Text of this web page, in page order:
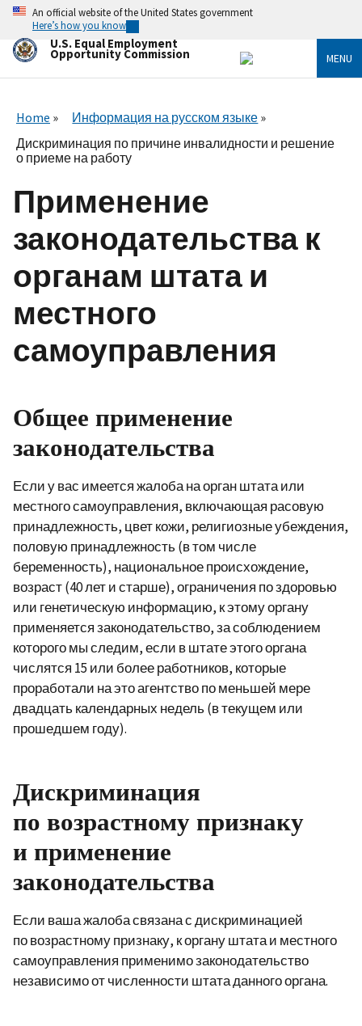
Skip
main
content
An official website of the United States government
Here’s how you know
U.S. Equal Employment
Opportunity Commission MENU
Home
Информация на русском языке
Дискриминация по причине инвалидности и решение
о приеме на работу
Применение
законодательства к
органам штата и
местного
самоуправления
Общее применение
законодательства
Если у вас имеется жалоба на орган штата или
местного самоуправления, включающая расовую
принадлежность, цвет кожи, религиозные убеждения,
половую принадлежность (в том числе
беременность), национальное происхождение,
возраст (40 лет и старше), ограничения по здоровью
или генетическую информацию, к этому органу
применяется законодательство, за соблюдением
которого мы следим, если в штате этого органа
числятся 15 или более работников, которые
проработали на это агентство по меньшей мере
двадцать календарных недель (в текущем или
прошедшем году).
Дискриминация
по возрастному признаку
и применение
законодательства
Если ваша жалоба связана с дискриминацией
по возрастному признаку, к органу штата и местного
самоуправления применимо законодательство
независимо от численности штата данного органа.